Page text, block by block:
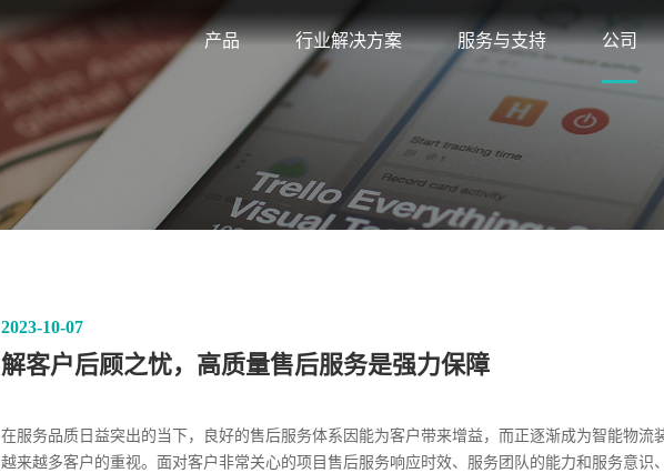
产品 行业解决方案 服务与支持 公司
2023-10-07
解客户后顾之忧，高质量售后服务是强力保障
在服务品质日益突出的当下，良好的售后服务体系因能为客户带来增益，而正逐渐成为智能物流
越来越多客户的重视。面对客户非常关心的项目售后服务响应时效、服务团队的能力和服务意识